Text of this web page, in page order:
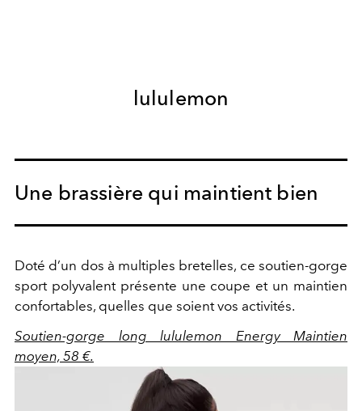
lululemon
Une brassière qui maintient bien
Doté d’un dos à multiples bretelles, ce soutien-gorge
sport polyvalent présente une coupe et un maintien
confortables, quelles que soient vos activités.
Soutien-gorge long lululemon Energy Maintien
moyen, 58 €.